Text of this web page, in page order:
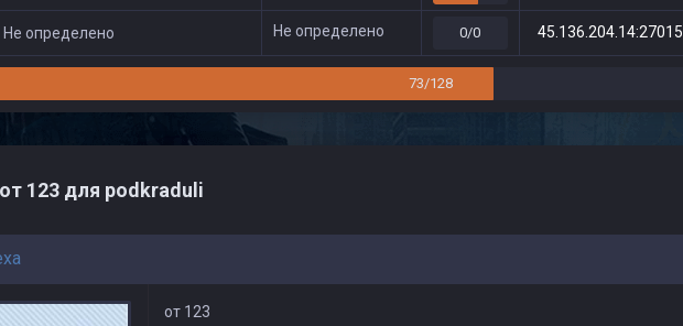
Не определено Не определено 0/0 45.136.204.14:27015
73/128
от 123 для podkraduli
от 123